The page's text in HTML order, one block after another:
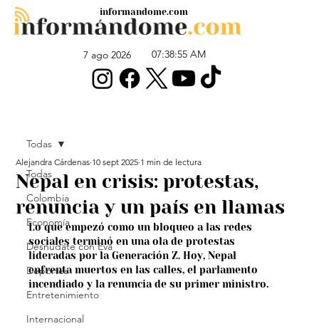
7 ago 2026 07:38:55 AM
informandome.com
Todas
Colombia
Economía
Desnúdate con Eva
Deportes
Entretenimiento
Internacional
Todas
Nepal en crisis: protestas,
renuncia y un país en llamas
Alejandra Cárdenas 10 sept 2025 1 min de lectura
Lo que empezó como un bloqueo a las redes
sociales terminó en una ola de protestas
lideradas por la Generación Z. Hoy, Nepal
enfrenta muertos en las calles, el parlamento
incendiado y la renuncia de su primer ministro.